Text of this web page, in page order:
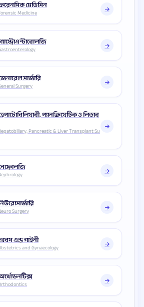
মেডিসিন
Medicine
সার্জারি
Surgery
প্যানক্রিয়েটিক ও লিভার
Pancreatic & Liver Transplant Su
Surgery
এন্ড গাইনী
and Gynaecology